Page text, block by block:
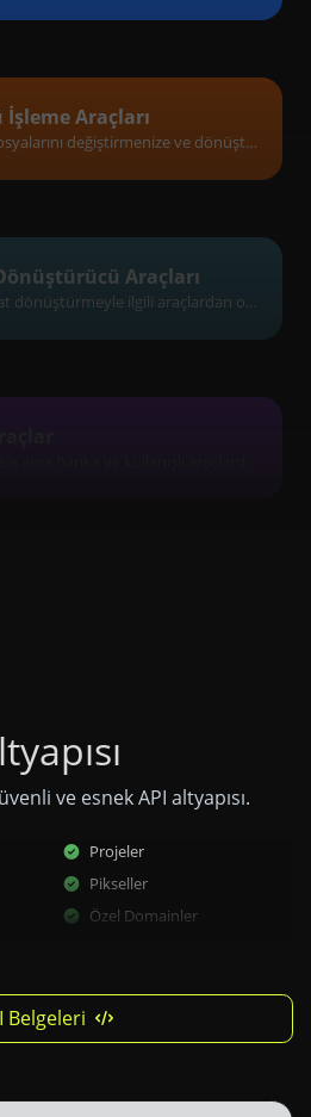
Araçları
Görüntü dosyalarını değiştirmenize ve dönüştürmenize yardımcı olan bir araç koleksiyonu.
Araçları
Tarih ve saat dönüştürmeyle ilgili araçlardan oluşan bir koleksiyon.
ve esnek API altyapısı.
Projeler
Pikseller
Özel Domainler
Belgeleri